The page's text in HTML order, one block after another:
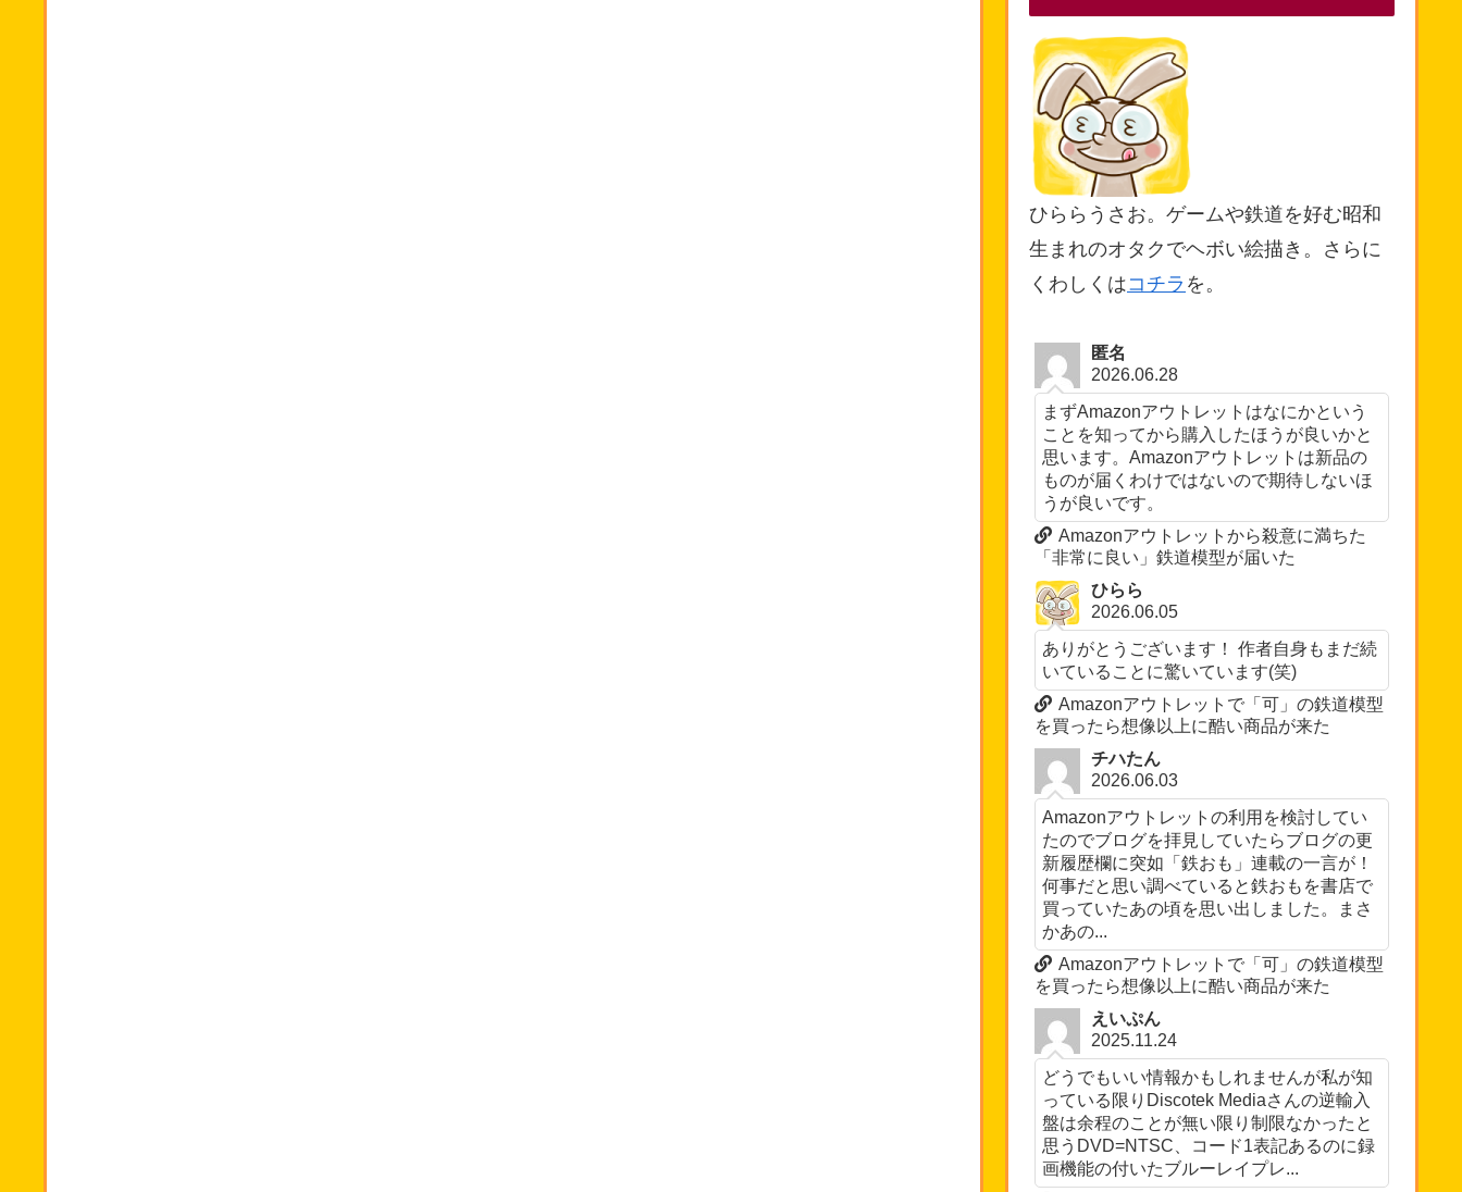
ひららうさお。ゲームや鉄道を好む昭和
生まれのオタクでヘボい絵描き。さらに
くわしくはコチラ を。
匿名
2026.06.28
まずAmazonアウトレットはなにかという
ことを知ってから購入したほうが良いかと
思います。Amazonアウトレットは新品の
ものが届くわけではないので期待しないほ
うが良いです。
Amazonアウトレットから殺意に満ちた
「非常に良い」鉄道模型が届いた
ひらら
2026.06.05
ありがとうございます！ 作者自身もまだ続
いていることに驚いています(笑)
Amazonアウトレットで「可」の鉄道模型
を買ったら想像以上に酷い商品が来た
チハたん
2026.06.03
Amazonアウトレットの利用を検討してい
たのでブログを拝見していたらブログの更
新履歴欄に突如「鉄おも」連載の一言が！
何事だと思い調べていると鉄おもを書店で
買っていたあの頃を思い出しました。まさ
かあの...
Amazonアウトレットで「可」の鉄道模型
を買ったら想像以上に酷い商品が来た
えいぷん
2025.11.24
どうでもいい情報かもしれませんが私が知
っている限りDiscotek Mediaさんの逆輸入
盤は余程のことが無い限り制限なかったと
思うDVD=NTSC、コード1表記あるのに録
画機能の付いたブルーレイプレ...